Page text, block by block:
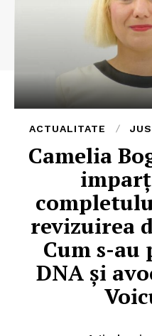
ACTUALITATE
Camelia
revizuirea
Cum s-au
DNA și